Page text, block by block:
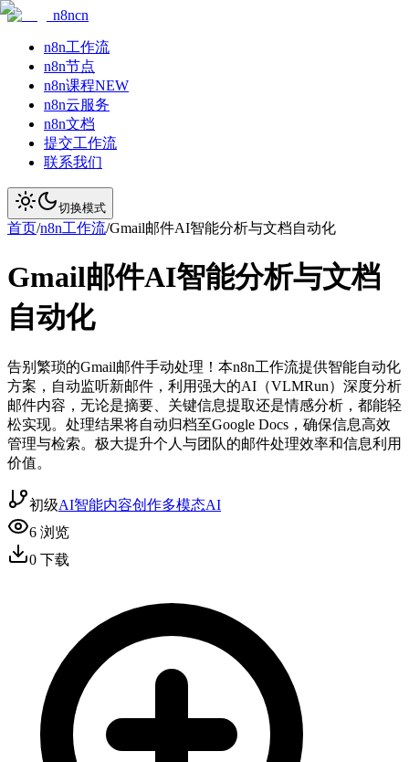
n8ncn
n8n工作流
n8n节点
n8n课程NEW
n8n云服务
n8n文档
提交工作流
联系我们
切换模式
首页/n8n工作流/Gmail邮件AI智能分析与文档自动化
Gmail邮件AI智能分析与文档
自动化
告别繁琐的Gmail邮件手动处理！本n8n工作流提供智能自动化
方案，自动监听新邮件，利用强大的AI（VLMRun）深度分析
邮件内容，无论是摘要、关键信息提取还是情感分析，都能轻
松实现。处理结果将自动归档至Google Docs，确保信息高效
管理与检索。极大提升个人与团队的邮件处理效率和信息利用
价值。
初级AI智能内容创作多模态AI
6 浏览
0 下载